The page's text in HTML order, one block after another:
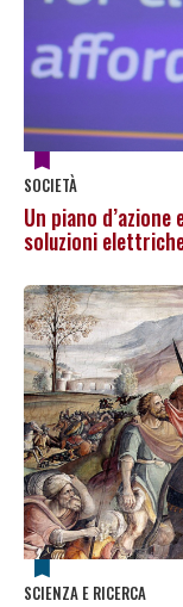
SOCIETÀ
Un piano
soluzioni
SCIENZA E RICERCA